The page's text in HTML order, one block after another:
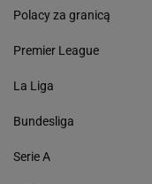
Polacy za granicą
Premier League
La Liga
Bundesliga
Serie A